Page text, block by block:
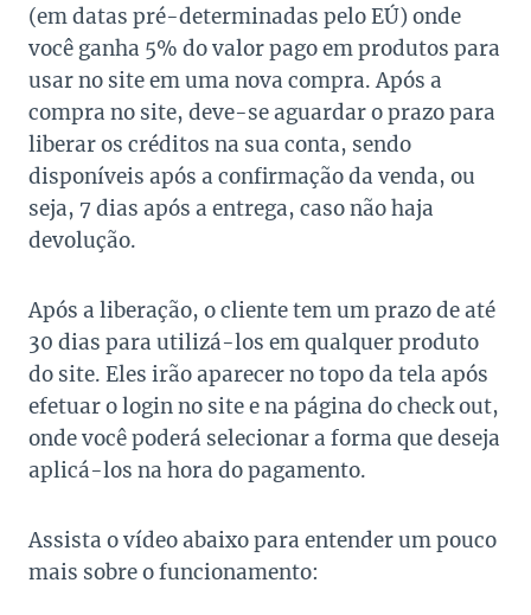
(em datas pré-determinadas pelo EÚ) onde
você ganha 5% do valor pago em produtos para
usar no site em uma nova compra. Após a
compra no site, deve-se aguardar o prazo para
liberar os créditos na sua conta, sendo
disponíveis após a confirmação da venda, ou
seja, 7 dias após a entrega, caso não haja
devolução.
Após a liberação, o cliente tem um prazo de até
30 dias para utilizá-los em qualquer produto
do site. Eles irão aparecer no topo da tela após
efetuar o login no site e na página do check out,
onde você poderá selecionar a forma que deseja
aplicá-los na hora do pagamento.
Assista o vídeo abaixo para entender um pouco
mais sobre o funcionamento: